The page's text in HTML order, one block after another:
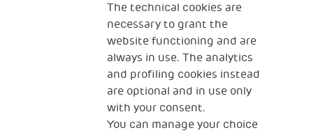
Fundación Generali
The Human Safety Net España
CONTACTOS
The technical cookies are
necessary to grant the
website functioning and are
always in use. The analytics
and profiling cookies instead
are optional and in use only
with your consent.
You can manage your choice